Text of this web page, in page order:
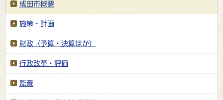
成田市概要
施策・計画
財政（予算・決算ほか）
行政改革・評価
監査